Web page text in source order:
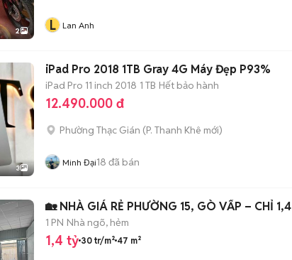
2 L Lan Anh
3
iPad Pro 2018 1TB Gray 4G Máy Đẹp P93%
iPad Pro 11 inch 2018 1 TB Hết bảo hành
12.490.000 đ
Phường Thạc Gián (P. Thanh Khê mới)
Minh Đại18 đã bán
🏡 NHÀ GIÁ RẺ PHƯỜNG 15, GÒ VẤP – CHỈ
1 PN Nhà ngõ, hẻm
1,4 tỷ 30 tr/m² 47 m²